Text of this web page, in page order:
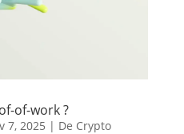
of-work ?
7, 2025 | De Crypto